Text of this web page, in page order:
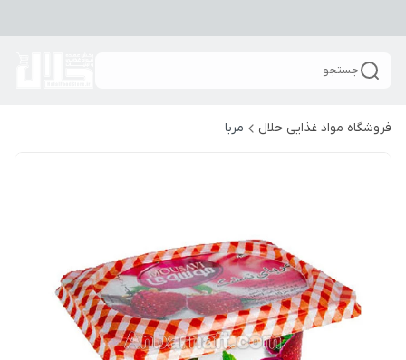
جستجو
فروشگاه مواد غذایی حلال مربا